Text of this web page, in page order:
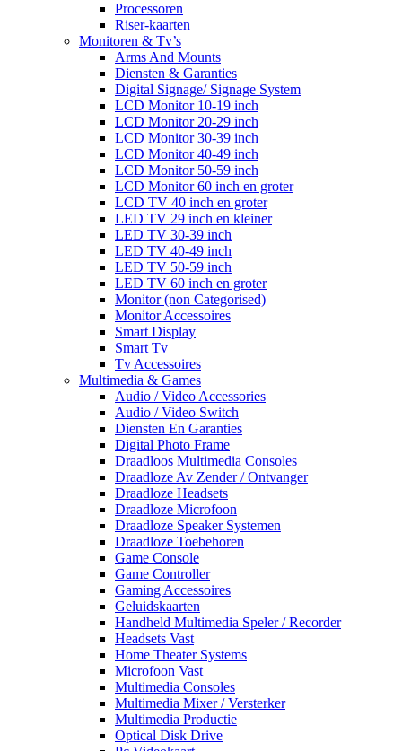
Processoren
Riser-kaarten
Monitoren & Tv’s
Arms And Mounts
Diensten & Garanties
Digital Signage/ Signage System
LCD Monitor 10-19 inch
LCD Monitor 20-29 inch
LCD Monitor 30-39 inch
LCD Monitor 40-49 inch
LCD Monitor 50-59 inch
LCD Monitor 60 inch en groter
LCD TV 40 inch en groter
LED TV 29 inch en kleiner
LED TV 30-39 inch
LED TV 40-49 inch
LED TV 50-59 inch
LED TV 60 inch en groter
Monitor (non Categorised)
Monitor Accessoires
Smart Display
Smart Tv
Tv Accessoires
Multimedia & Games
Audio / Video Accessories
Audio / Video Switch
Diensten En Garanties
Digital Photo Frame
Draadloos Multimedia Consoles
Draadloze Av Zender / Ontvanger
Draadloze Headsets
Draadloze Microfoon
Draadloze Speaker Systemen
Draadloze Toebehoren
Game Console
Game Controller
Gaming Accessoires
Geluidskaarten
Handheld Multimedia Speler / Recorder
Headsets Vast
Home Theater Systems
Microfoon Vast
Multimedia Consoles
Multimedia Mixer / Versterker
Multimedia Productie
Optical Disk Drive